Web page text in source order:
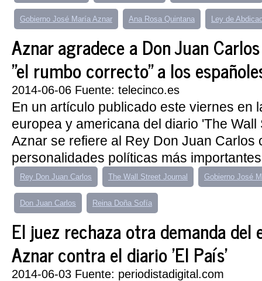
Gobierno José María Aznar Ana Rosa Quintana Ley de
Aznar agradece a Don Juan
"el rumbo correcto" a los
2014-06-06 Fuente: telecinco.es
En un artículo publicado este viernes en
europea y americana del diario 'The Wall
Aznar se refiere al Rey Don Juan Carlos
personalidades políticas más
Rey Don Juan Carlos The Wall Street Journal Gobierno José
Don Juan Carlos Reina Doña Sofía
El juez rechaza otra demanda del
Aznar contra el diario 'El País'
2014-06-03 Fuente: periodistadigital.com